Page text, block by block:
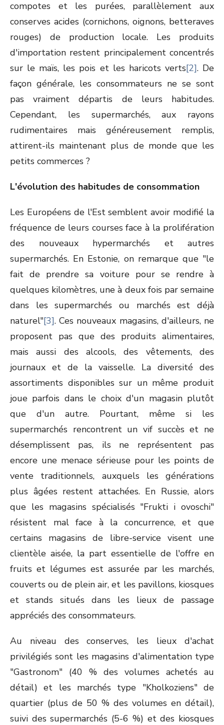
compotes et les purées, parallèlement aux
conserves acides (cornichons, oignons, betteraves
rouges) de production locale. Les produits
d'importation restent principalement concentrés
sur le maïs, les pois et les haricots verts[2]. De
façon générale, les consommateurs ne se sont
pas vraiment départis de leurs habitudes.
Cependant, les supermarchés, aux rayons
rudimentaires mais généreusement remplis,
attirent-ils maintenant plus de monde que les
petits commerces ?
L'évolution des habitudes de consommation
Les Européens de l'Est semblent avoir modifié la
fréquence de leurs courses face à la prolifération
des nouveaux hypermarchés et autres
supermarchés. En Estonie, on remarque que "le
fait de prendre sa voiture pour se rendre à
quelques kilomètres, une à deux fois par semaine
dans les supermarchés ou marchés est déjà
naturel"[3]. Ces nouveaux magasins, d'ailleurs, ne
proposent pas que des produits alimentaires,
mais aussi des alcools, des vêtements, des
journaux et de la vaisselle. La diversité des
assortiments disponibles sur un même produit
joue parfois dans le choix d'un magasin plutôt
que d'un autre. Pourtant, même si les
supermarchés rencontrent un vif succès et ne
désemplissent pas, ils ne représentent pas
encore une menace sérieuse pour les points de
vente traditionnels, auxquels les générations
plus âgées restent attachées. En Russie, alors
que les magasins spécialisés "Frukti i ovoschi"
résistent mal face à la concurrence, et que
certains magasins de libre-service visent une
clientèle aisée, la part essentielle de l'offre en
fruits et légumes est assurée par les marchés,
couverts ou de plein air, et les pavillons, kiosques
et stands situés dans les lieux de passage
appréciés des consommateurs.
Au niveau des conserves, les lieux d'achat
privilégiés sont les magasins d'alimentation type
"Gastronom" (40 % des volumes achetés au
détail) et les marchés type "Kholkoziens" de
quartier (plus de 50 % des volumes en détail),
suivi des supermarchés (5-6 %) et des kiosques